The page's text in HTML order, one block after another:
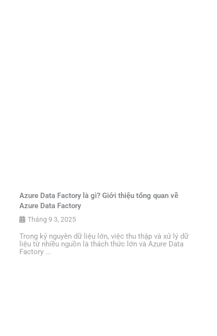
Azure Data Factory là gì? Giới thiệu tổng quan về
Azure Data Factory
Tháng 9 3, 2025
Trong kỷ nguyên dữ liệu lớn, việc thu thập và xử lý dữ
liệu từ nhiều nguồn là thách thức lớn và Azure Data
Factory ...